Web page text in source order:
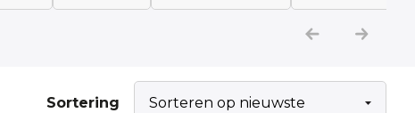
Sortering